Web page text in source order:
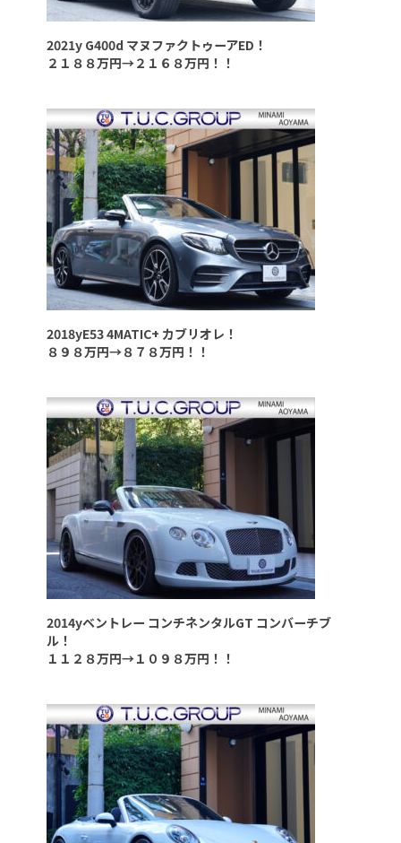
2021y G400d マヌファクトゥーアED！
２１８８万円→２１６８万円！！
2018yE53 4MATIC+ カブリオレ！
８９８万円→８７８万円！！
2014yベントレー コンチネンタルGT コンバーチブ
ル！
１１２８万円→１０９８万円！！